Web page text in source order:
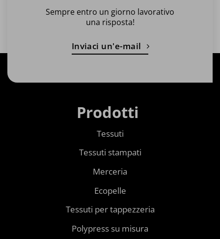
Sempre entro un giorno lavorativo
una risposta!
Inviaci un'e-mail
Prodotti
Tessuti
Tessuti stampati
Merceria
Ecopelle
Tessuti per tappezzeria
Polypress su misura